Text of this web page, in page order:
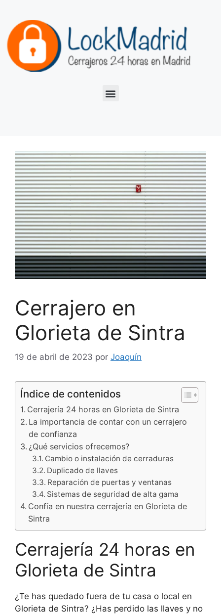
Cerrajero en
Glorieta de Sintra
19 de abril de 2023 por Joaquín
Índice de contenidos
Cerrajería 24 horas en Glorieta de Sintra
La importancia de contar con un cerrajero
de confianza
¿Qué servicios ofrecemos?
Cambio o instalación de cerraduras
Duplicado de llaves
Reparación de puertas y ventanas
Sistemas de seguridad de alta gama
Confía en nuestra cerrajería en Glorieta de
Sintra
Cerrajería 24 horas en
Glorieta de Sintra
¿Te has quedado fuera de tu casa o local en
Glorieta de Sintra? ¿Has perdido las llaves y no